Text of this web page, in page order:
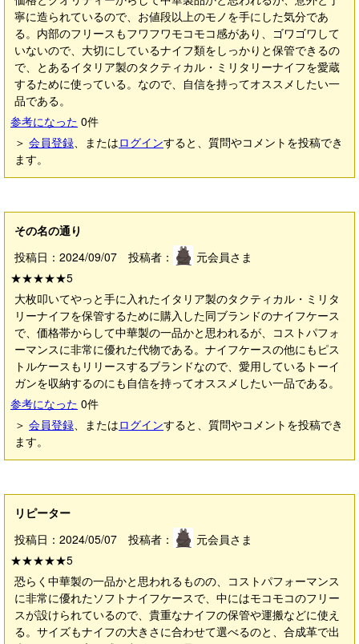
寧に造られているので、お値段以上のモノを手にした気分であ
る。内部のフリースもフワフワモコモコ感があり、ゴワゴワして
いないので、大切にしているナイフ類をしっかりと保管できるの
で、とあるイタリア製のタクティカル・ミリタリーナイフを愛蔵
するために使っている。なので、自信を持ってオススメしたい一
品である。
参考になった 0件
＞ 会員登録、またはログインすると、質問やコメントを投稿でき
ます。
その名の通り
投稿日：2024/09/07 投稿者：
元会員さま
★★★★★5
大枚叩いてやっと手に入れたイタリア製のタクティカル・ミリタ
リーナイフを保管するために購入した同ブランドのナイフケース
で、価格帯からして中華製の一品かと思われるが、コストパフォ
ーマンスに非常に優れた代物である。ナイフケースの他にもピス
トルケースもリリースするブランドなので、愛用しているトーイ
ガンを収納するのにも自信を持ってオススメしたい一品である。
参考になった 0件
＞ 会員登録、またはログインすると、質問やコメントを投稿でき
ます。
リピーター
投稿日：2024/05/07 投稿者：
元会員さま
★★★★★5
恐らく中華製の一品かと思われるものの、コストパフォーマンス
に非常に優れたソフトナイフケースで、中にはモコモコのフリー
スが設けられているので、貴重なナイフの保管や運搬などに使え
る。サイズもナイフの大きさに合わせて選べるのと、合成革で出